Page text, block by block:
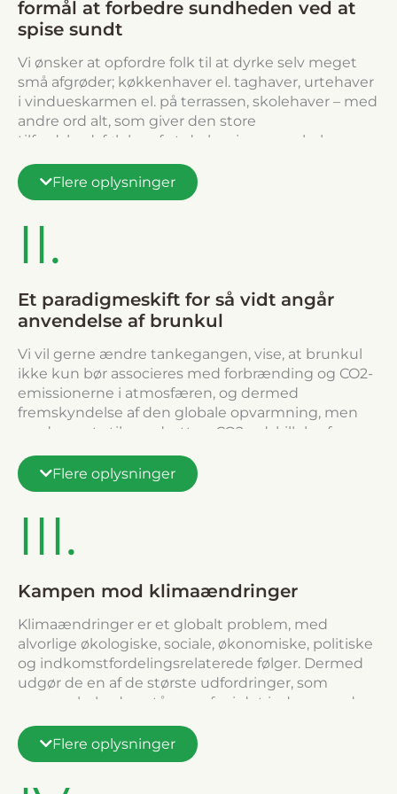
formål at forbedre sundheden ved at
spise sundt
Vi ønsker at opfordre folk til at dyrke selv meget
små afgrøder; køkkenhaver el. taghaver, urtehaver
i vindueskarmen el. på terrassen, skolehaver – med
andre ord alt, som giver den store
tilfredshedsfølelse af at dyrke sine egne lækre,
sunde og økologiske frugt, grøntsager og urter.
Ved at spise dine egne produkter kan du fuldt ud
stole på kvaliteten heraf.
Flere oplysninger
II.
Et paradigmeskift for så vidt angår
anvendelse af brunkul
Vi vil gerne ændre tankegangen, vise, at brunkul
ikke kun bør associeres med forbrænding og CO2-
emissionerne i atmosfæren, og dermed
fremskyndelse af den globale opvarmning, men
med noget stik modsatte – CO2-udskillelse fra
luften takket være de dyrkede planter, men også
fra jorden ved, at kuldioxid opfanges af organisk
kul/ biokul (Corg). Endvidere kan anvendelse af
at være afgørende.
Flere oplysninger
III.
Kampen mod klimaændringer
Klimaændringer er et globalt problem, med
alvorlige økologiske, sociale, økonomiske, politiske
og indkomstfordelingsrelaterede følger. Dermed
udgør de en af de største udfordringer, som
menneskeheden står over for i det indeværende
århundrede. De mest alvorlige konsekvenser vil
sandsynligvis ramme udviklingslandene.
Størstedelen af verdensbefolkningen, der lever i
Flere oplysninger